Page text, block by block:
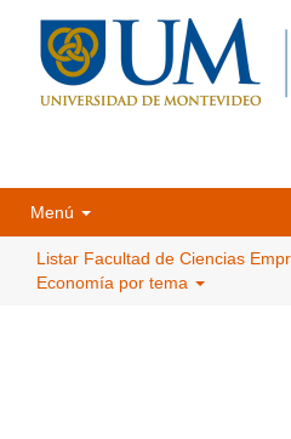
Menú
Listar Facultad de Ciencias
Economía por tema